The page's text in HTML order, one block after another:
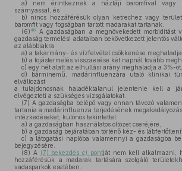
a) nem érintkeznek a háztáji baromfival vagy
szárnyassal, és
b) nincs hozzáférésük olyan ketrechez vagy
baromfit vagy fogságban tartott madarakat tartanak.
(6)46
A gazdaságban a megnövekedett morbiditást
gazdaság termelési adataiban bekövetkezett jelentős
az alábbiakra
a) a takarmány- és vízfelvétel csökkenése
b) a tojástermelés visszaesése két napnál tovább
c) egy hét alatt az elhullási arány meghaladja a 3%-ot,
d) bárminemű, madárinfluenzára utaló klinikai
elváltozást
a tulajdonosnak haladéktalanul jelentenie kell a
elvégezteti a szükséges vizsgálatokat.
(7) A gazdaságba belépő vagy onnan távozó
tartania a madárinfluenza terjedésének
intézkedéseket, különös tekintettel:
a) a gazdaságban használatos öltözet cseréjére,
b) a gazdaság bejáratában történő kéz- és
c) a látogatási naplóba valamennyi a gazdaságba
bejegyzésére.
(8) A (7) bekezdés c) pontját nem kell alkalmazni,
hozzáférésük a madarak tartására szolgáló
vadasparkok esetében.